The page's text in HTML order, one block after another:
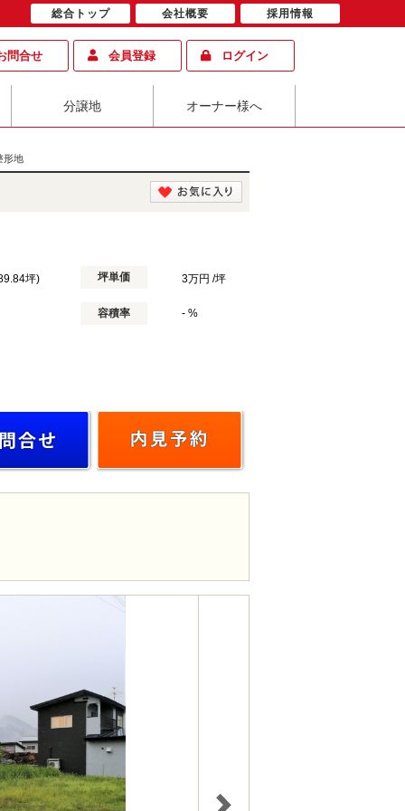
問合せ 会員登録 ログイン
分譲地 オーナー様へ
地
坪) 坪単価 3万円 /坪
容積率 - %
総合トップ 会社概要 採用情報